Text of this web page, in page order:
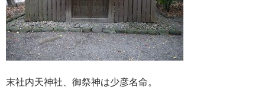
末社内天神社、御祭神は少彦名命。